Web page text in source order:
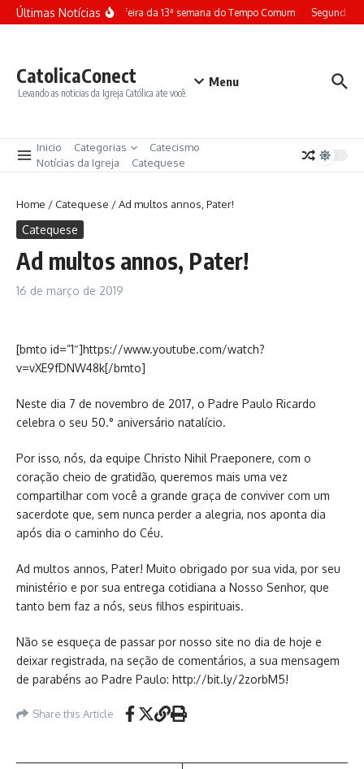
Ir para o conteúdo
Últimas NotíciasTerça-feira da 13ª semana do Tempo Comum Segunda-
CatolicaConect
Levando as noticias da Igreja Católica ate você.
Menu
Inicio Categorias
Catecismo
Notícias da Igreja
Catequese
Home /Catequese /Ad multos annos, Pater!
Catequese
Ad multos annos, Pater!
16 de março de 2019
[bmto id=”1″]https://www.youtube.com/watch?
v=vXE9fDNW48k[/bmto]
Neste dia 7 de novembro de 2017, o Padre Paulo Ricardo
celebra o seu 50.° aniversário natalício.
Por isso, nós, da equipe Christo Nihil Praeponere, com o
coração cheio de gratidão, queremos mais uma vez
compartilhar com você a grande graça de conviver com um
sacerdote que, sem nunca perder a alegria, nos aponta dia
após dia o caminho do Céu.
Ad multos annos, Pater! Muito obrigado por sua vida, por seu
ministério e por sua entrega cotidiana a Nosso Senhor, que
tanto bem faz a nós, seus filhos espirituais.
Não se esqueça de passar por nosso site no dia de hoje e
deixar registrada, na seção de comentários, a sua mensagem
de parabéns ao Padre Paulo: http://bit.ly/2zorbM5!
Share this Article